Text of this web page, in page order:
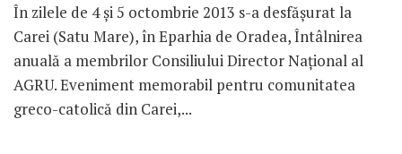
În zilele de 4 şi 5 octombrie 2013 s-a desfăşurat la
Carei (Satu Mare), în Eparhia de Oradea, Întâlnirea
anuală a membrilor Consiliului Director Naţional al
AGRU. Eveniment memorabil pentru comunitatea
greco-catolică din Carei,...